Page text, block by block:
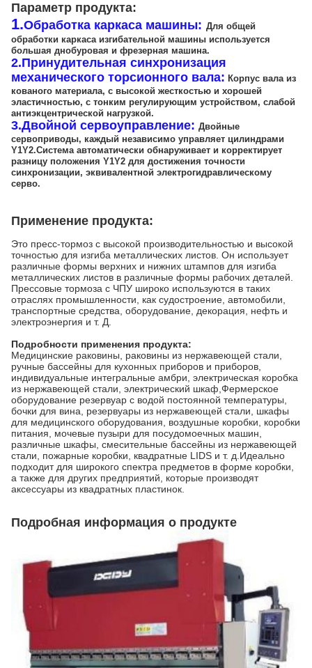
Параметр продукта:
1.Обработка каркаса машины: Для общей
обработки каркаса изгибательной машины используется
большая днобуровая и фрезерная машина.
2.Принудительная синхронизация
механического торсионного вала: Корпус вала из
кованого материала, с высокой жесткостью и хорошей
эластичностью, с тонким регулирующим устройством, слабой
антиэкцентрической нагрузкой.
3.Двойной сервоуправление: Двойные
сервоприводы, каждый независимо управляет цилиндрами
Y1Y2.Система автоматически обнаруживает и корректирует
разницу положения Y1Y2 для достижения точности
синхронизации, эквивалентной электрогидравлическому
серво.
Применение продукта:
Это пресс-тормоз с высокой производительностью и высокой
точностью для изгиба металлических листов. Он использует
различные формы верхних и нижних штампов для изгиба
металлических листов в различные формы рабочих деталей.
Прессовые тормоза с ЧПУ широко используются в таких
отраслях промышленности, как судостроение, автомобили,
транспортные средства, оборудование, декорация, нефть и
электроэнергия и т. Д.
Подробности применения продукта:
Медицинские раковины, раковины из нержавеющей стали,
ручные бассейны для кухонных приборов и приборов,
индивидуальные интегральные амбри, электрическая коробка
из нержавеющей стали, электрический шкаф,Фермерское
оборудование резервуар с водой постоянной температуры,
бочки для вина, резервуары из нержавеющей стали, шкафы
для медицинского оборудования, воздушные коробки, коробки
питания, мочевые пузыри для посудомоечных машин,
различные шкафы, смесительные бассейны из нержавеющей
стали, пожарные коробки, квадратные LIDS и т. д.Идеально
подходит для широкого спектра предметов в форме коробки,
а также для других предприятий, которые производят
аксессуары из квадратных пластинок.
Подробная информация о продукте